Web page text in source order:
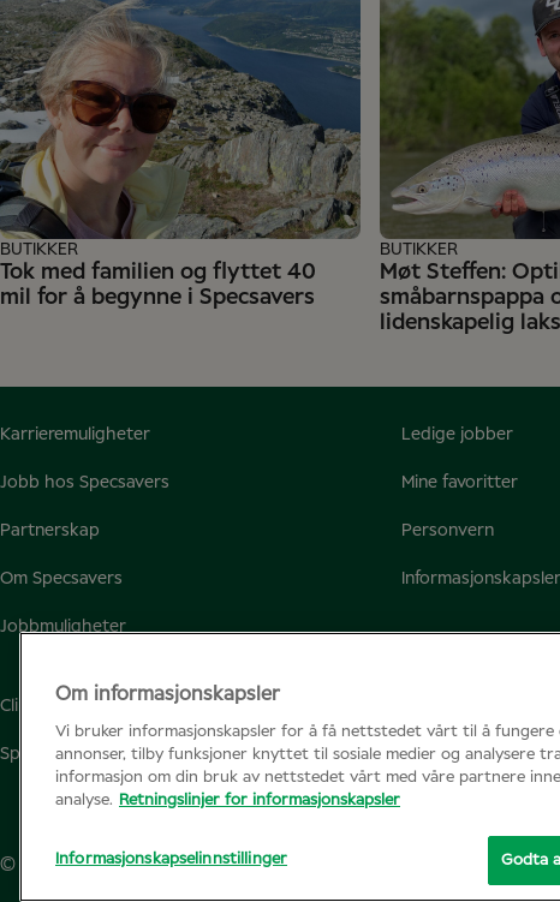
Tok med familien og flyttet 40
mil for å begynne i Specsavers
BUTIKKER
Møt Steffen:
småbarnspappa
lidenskapelig
BUTIKKER
Karrieremuligheter
Jobb hos Specsavers
Partnerskap
Om Specsavers
Jobbmuligheter
Ledige jobber
Mine favoritter
Personvern
Informasjonskapsler
Clinicalconference.eu
Specsavers.no
© Specsavers2026
Om informasjonskapsler
Vi bruker informasjonskapsler for å få nettstedet vårt til å fungere
annonser, tilby funksjoner knyttet til sosiale medier og analysere
informasjon om din bruk av nettstedet vårt med våre partnere
analyse.
Retningslinjer for informasjonskapsler
Informasjonskapselinnstillinger Godta